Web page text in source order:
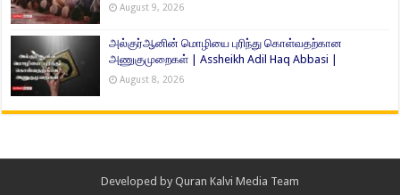
August 9, 2026
அல்குர்ஆனின் மொழியை புரிந்து கொள்வதற்கான
அணுகுமுறைகள் | Assheikh Adil Haq Abbasi |
August 8, 2026
Developed by Quran Kalvi Media Team